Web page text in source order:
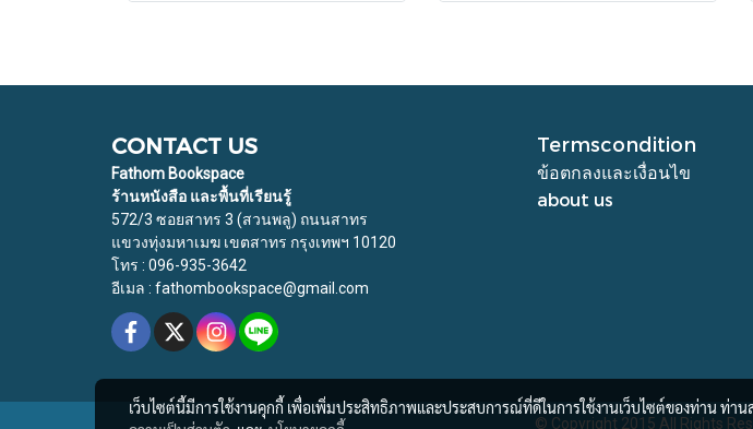
CONTACT US
Fathom Bookspace
ร้านหนังสือ และพื้นที่เรียนรู้
572/3 ซอยสาทร 3 (สวนพลู) ถนนสาทร
แขวงทุ่งมหาเมฆ เขตสาทร กรุงเทพฯ 10120
โทร : 096-935-3642
อีเมล : fathombookspace@gmail.com
Termscondition
ข้อตกลงและเงื่อนไข
about us
© Copyright 2015 All Rights
เว็บไซต์นี้มีการใช้งานคุกกี้ เพื่อเพิ่มประสิทธิภาพและประสบการณ์ที่ดีในการใช้งานเว็บไซต์ของท่าน ท่าน